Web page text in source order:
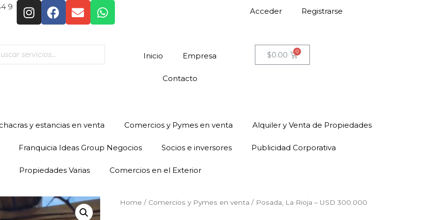
9 Acceder Registrarse
Inicio Empresa
Contacto
$0.00
y estancias en venta Comercios y Pymes en venta Alquiler y Venta de Propiedades
Franquicia Ideas Group Negocios Socios e inversores Publicidad Corporativa
Propiedades Varias Comercios en el Exterior
Home / Comercios y Pymes en venta / Posada, La Rioja – USD 300.000